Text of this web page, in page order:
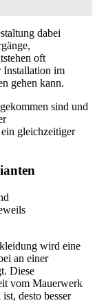
dabei
oft
Installation im
gehen kann.
sind und
gleichzeitiger
wird eine
an einer
Diese
vom Mauerwerk
desto besser